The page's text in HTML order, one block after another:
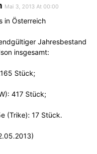
Mai 3, 2013 At 00:00
in Österreich
Jahresbestand
insgesamt:
Stück;
417 Stück;
(Trike): 17 Stück.